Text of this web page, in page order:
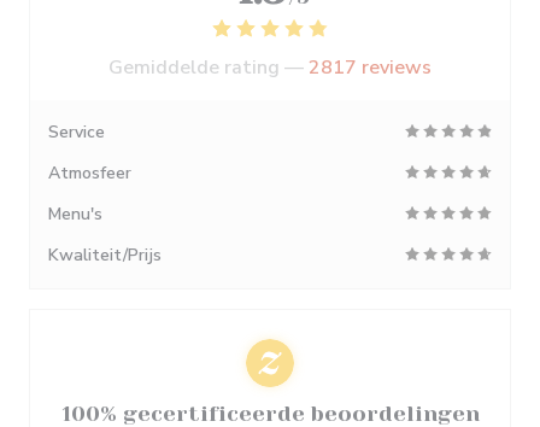
Gemiddelde rating —2817 reviews
Service
Atmosfeer
Menu's
Kwaliteit/Prijs
100% gecertificeerde beoordelingen